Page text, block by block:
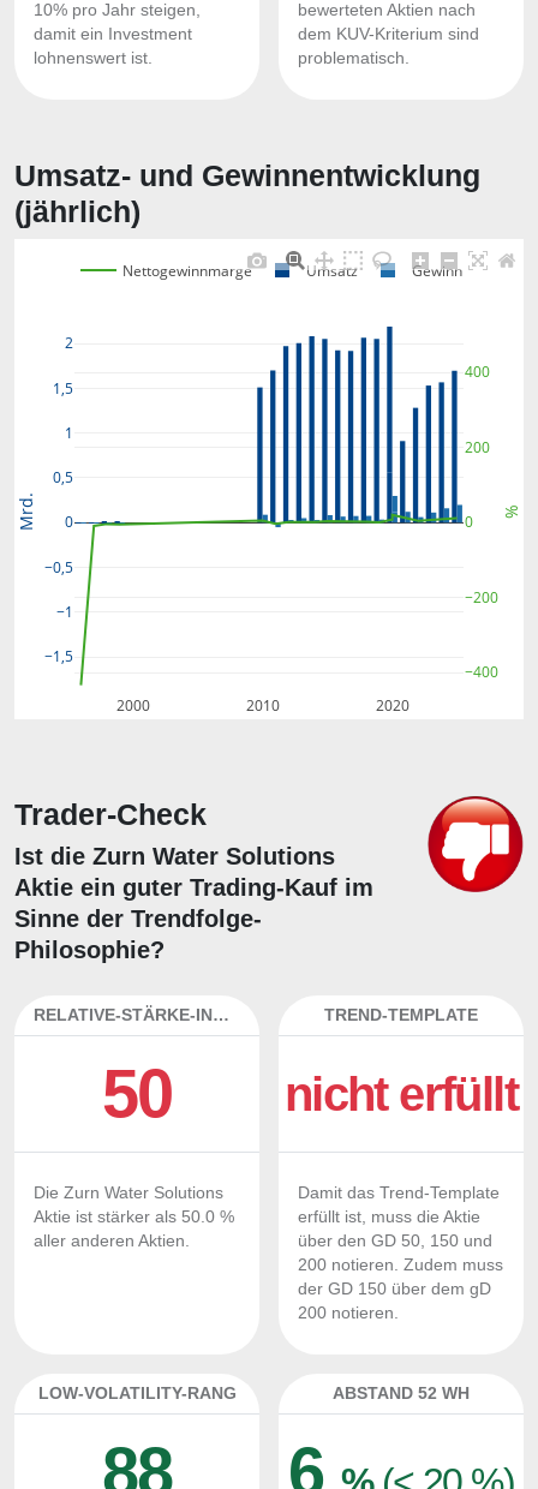
10% pro Jahr steigen,
damit ein Investment
lohnenswert ist.
bewerteten Aktien nach
dem KUV-Kriterium sind
problematisch.
Umsatz- und Gewinnentwicklung
(jährlich)
2000 2010 2020
−1,5
−1
−0,5
0
0,5
1
1,5
2
−400
−200
0
200
400
Nettogewinnmarge Umsatz Gewinn
Mrd. %
Trader-Check
Ist die Zurn Water Solutions
Aktie ein guter Trading-Kauf im
Sinne der Trendfolge-
Philosophie?
RELATIVE-STÄRKE-INDEX
50
Die Zurn Water Solutions
Aktie ist stärker als 50.0 %
aller anderen Aktien.
TREND-TEMPLATE
nicht erfüllt
Damit das Trend-Template
erfüllt ist, muss die Aktie
über den GD 50, 150 und
200 notieren. Zudem muss
der GD 150 über dem gD
200 notieren.
LOW-VOLATILITY-RANG
88
ABSTAND 52 WH
6